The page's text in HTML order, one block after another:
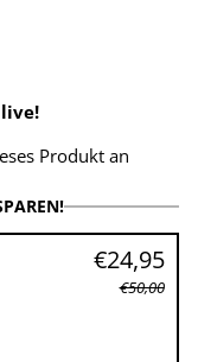
Produkt an
€24,95
€50,00